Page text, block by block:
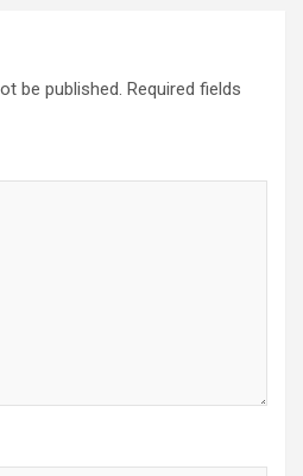
be published. Required fields